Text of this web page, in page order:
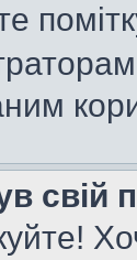
свій